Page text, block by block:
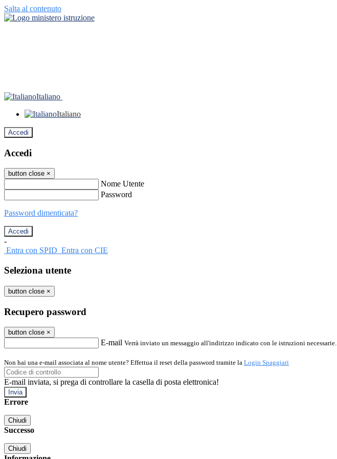
Salta al contenuto
Italiano
Italiano
Accedi
Accedi
button close ×
Nome Utente
Password
Password dimenticata?
-
Entra con SPID Entra con CIE
Seleziona utente
button close ×
Recupero password
button close ×
E-mail Verrà inviato un messaggio all'indirizzo indicato con le istruzioni necessarie.
Non hai una e-mail associata al nome utente? Effettua il reset della password tramite la Login Spaggiari
E-mail inviata, si prega di controllare la casella di posta elettronica!
Errore
Chiudi
Successo
Chiudi